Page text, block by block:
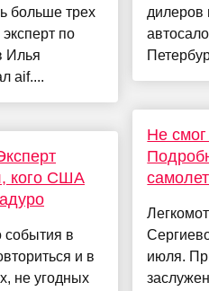
больше трех
по
Илья
aif....
кого США
в
и в
не угодных
Не смог
июля.